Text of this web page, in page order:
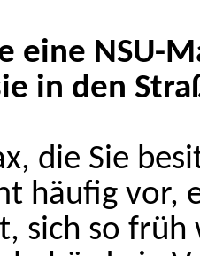
eine NSU-
in den
die Sie
häufig vor,
sich so